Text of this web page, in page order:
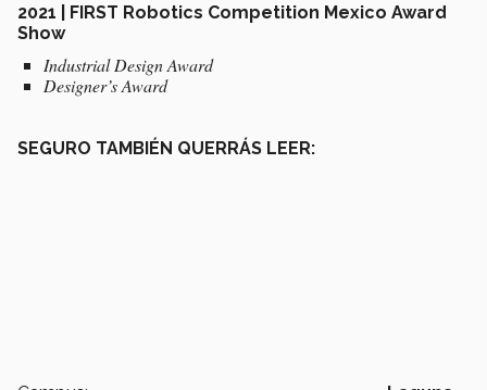
2021 | FIRST Robotics Competition Mexico Award
Show
Industrial Design Award
Designer’s Award
SEGURO TAMBIÉN QUERRÁS LEER: